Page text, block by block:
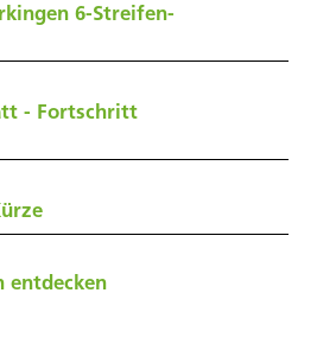
6-Streifen-
- Fortschritt
entdecken